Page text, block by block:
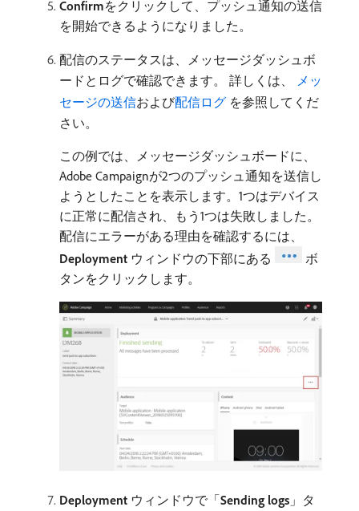
Confirm​をクリックして、プッシュ通知の送信
を開始できるようになりました。
配信のステータスは、メッセージダッシュボ
ードとログで確認できます。 詳しくは、
​ メッ
セージの送信および配信ログ ​ を参照してくだ
さい。
この例では、メッセージダッシュボードに、
Adobe Campaignが2つのプッシュ通知を送信し
ようとしたことを表示します。1つはデバイス
に正常に配信され、もう1つは失敗しました。
配信にエラーがある理由を確認するには、
Deployment ウィンドウの下部にある
ボ
タンをクリックします。
Deployment ウィンドウで「Sending logs 」タ